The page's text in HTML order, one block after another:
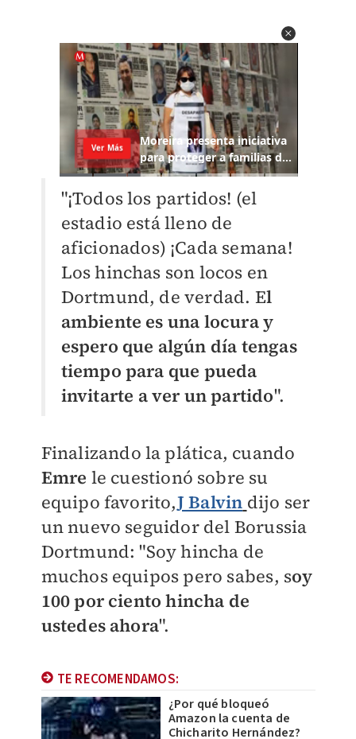
"¡Todos los partidos! (el
estadio está lleno de
aficionados) ¡Cada semana!
Los hinchas son locos en
Dortmund, de verdad. El
ambiente es una locura y
espero que algún día tengas
tiempo para que pueda
invitarte a ver un partido".
Finalizando la plática, cuando
Emre le cuestionó sobre su
equipo favorito,J Balvin dijo ser
un nuevo seguidor del Borussia
Dortmund: "Soy hincha de
muchos equipos pero sabes, soy
100 por ciento hincha de
ustedes ahora".
TE RECOMENDAMOS:
¿Por qué bloqueó
Amazon la cuenta de
Chicharito Hernández?